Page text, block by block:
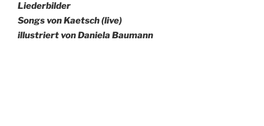
Liederbilder
Songs von Kaetsch (live)
illustriert von Daniela Baumann